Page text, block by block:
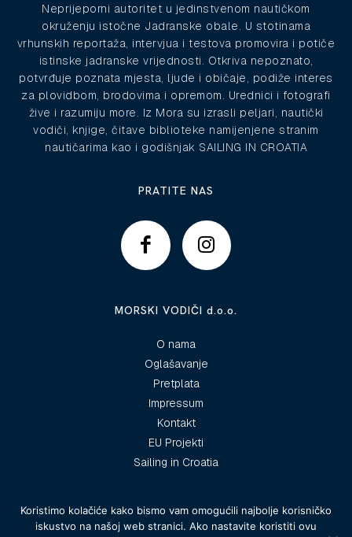
Neprijeporni autoritet u jedinstvenom nautičkom
okruženju istočne Jadranske obale. U stotinama
vrhunskih reportaža, intervjua i testova promovira i potiče
istinske jadranske vrijednosti. Otkriva nepoznato,
potvrđuje poznata mjesta, ljude i običaje, podiže interes
za plovidbom, brodovima i opremom. Urednici i fotografi
žive i razumiju more. Iz Mora su izrasli peljari, nautički
vodiči, knjige, čitave biblioteke namijenjene stranim
nautičarima kao i godišnjak SAILING IN CROATIA
PRATITE NAS
MORSKI VODIČI d.o.o.
O nama
Oglašavanje
Pretplata
Impressum
Kontakt
EU Projekti
Sailing in Croatia
© 2025 Morski vodiči
Koristimo kolačiće kako bismo vam omogućili najbolje korisničko
iskustvo na našoj web stranici. Ako nastavite koristiti ovu